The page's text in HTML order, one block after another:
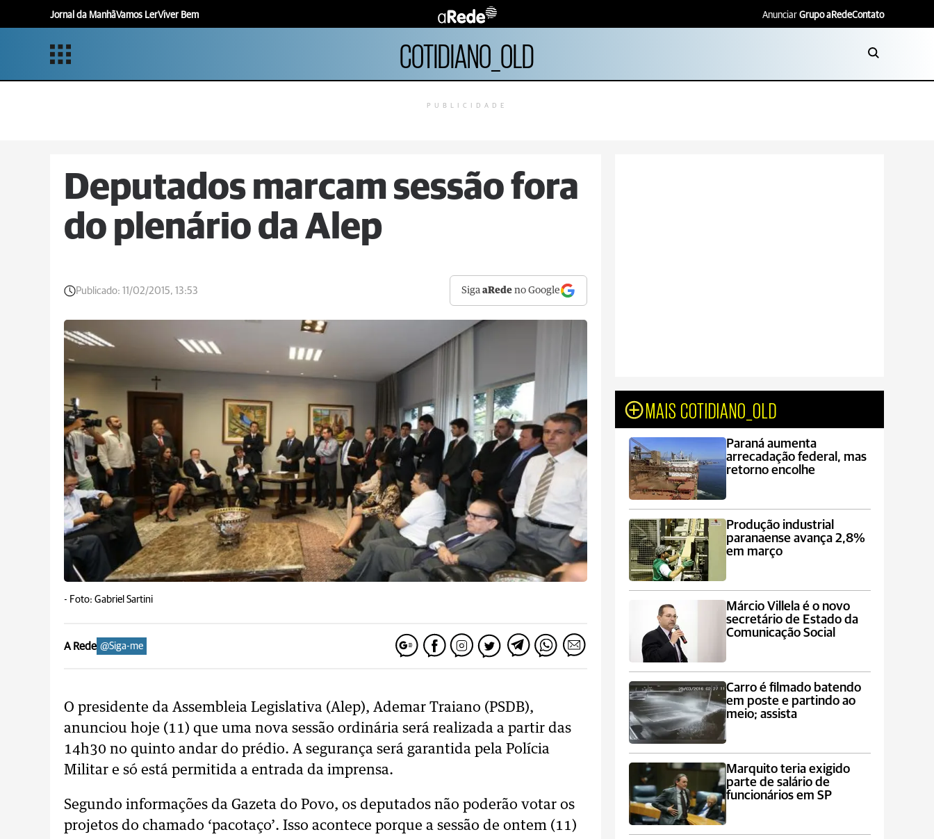
Jornal da ManhãVamos LerViver Bem Anunciar Grupo aRedeContato
COTIDIANO_OLD
PUBLICIDADE
Deputados marcam sessão fora
do plenário da Alep
Publicado: 11/02/2015, 13:53 SigaaRede no Google
- Foto: Gabriel Sartini
A Rede @Siga-me
O presidente da Assembleia Legislativa (Alep), Ademar Traiano (PSDB),
anunciou hoje (11) que uma nova sessão ordinária será realizada a partir das
14h30 no quinto andar do prédio. A segurança será garantida pela Polícia
Militar e só está permitida a entrada da imprensa.
Segundo informações da Gazeta do Povo, os deputados não poderão votar os
projetos do chamado ‘pacotaço’. Isso acontece porque a sessão de ontem (11)
MAIS COTIDIANO_OLD
Paraná aumenta
arrecadação federal, mas
retorno encolhe
Produção industrial
paranaense avança 2,8%
em março
Márcio Villela é o novo
secretário de Estado da
Comunicação Social
Carro é filmado batendo
em poste e partindo ao
meio; assista
Marquito teria exigido
parte de salário de
funcionários em SP